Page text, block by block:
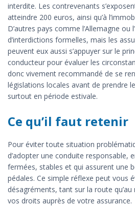
interdite. Les contrevenants
atteindre 200 euros, ainsi qu’à
D’autres pays comme l’Allemagne ou
d’interdictions formelles, mais les
peuvent eux aussi s’appuyer sur le
conducteur pour évaluer les
donc vivement recommandé de se
législations locales avant de prendre
surtout en période estivale.
Ce qu’il faut retenir
Pour éviter toute situation
d’adopter une conduite responsable,
fermées, stables et qui assurent une
pédales. Ce simple réflexe peut vous
désagréments, tant sur la route
vos droits auprès de votre assurance.